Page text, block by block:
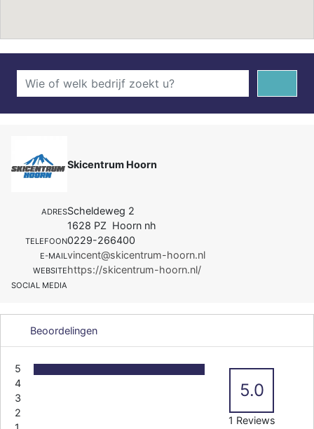
Skicentrum Hoorn
ADRESScheldeweg 2
1628 PZ Hoorn nh
TELEFOON0229-266400
E-MAILvincent@skicentrum-hoorn.nl
WEBSITEhttps://skicentrum-hoorn.nl/
SOCIAL MEDIA
Beoordelingen
5
4
3
2
5.0
1 Reviews